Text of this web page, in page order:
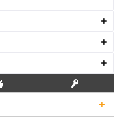
LICENTIESLEUTELS